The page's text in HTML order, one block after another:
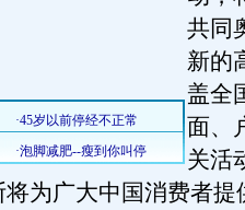
共同
新的
盖全
面、
关活
为广大中国消费者提